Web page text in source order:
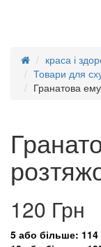
краса і
Товари для
Гранатова
120 Грн
5 або більше: 114